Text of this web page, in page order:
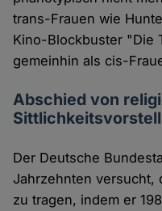
trans-Frauen wie
Kino-Blockbuster "Die
gemeinhin als cis-
Abschied von
Der Deutsche
Jahrzehnten versucht,
zu tragen, indem er